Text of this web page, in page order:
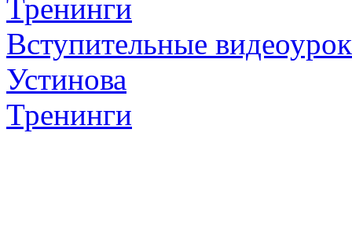
Тренинги
Вступительные
Устинова
Тренинги